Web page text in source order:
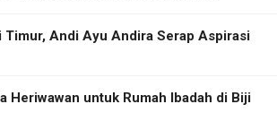
Timur, Andi Ayu Andira Serap Aspirasi
Heriwawan untuk Rumah Ibadah di Biji